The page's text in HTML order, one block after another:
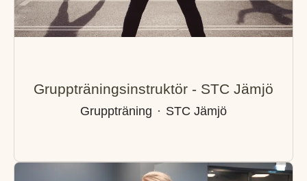
Gruppträningsinstruktör - STC Jämjö
Gruppträning · STC Jämjö